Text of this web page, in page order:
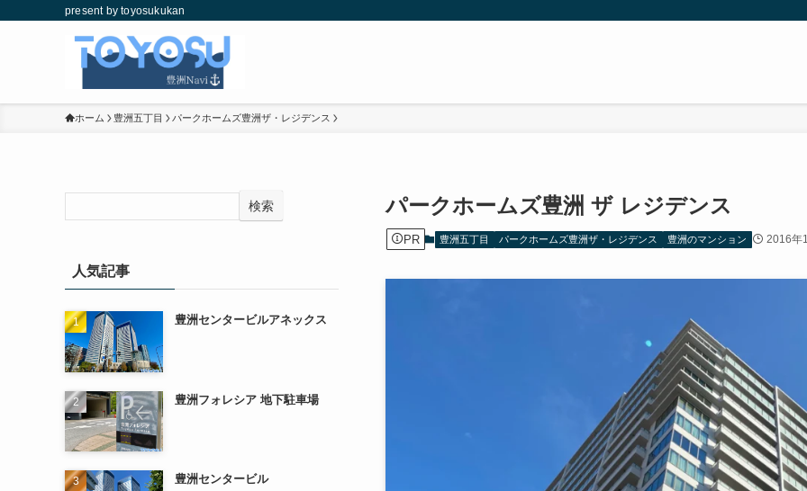
present by toyosukukan
ホーム 豊洲五丁目 パークホームズ豊洲ザ・レジデンス
パークホームズ豊洲 ザ レジデンス
PR 豊洲五丁目 パークホームズ豊洲ザ・レジデンス 豊洲のマンション 2016年
検索
人気記事
豊洲センタービルアネックス
豊洲フォレシア 地下駐車場
豊洲センタービル